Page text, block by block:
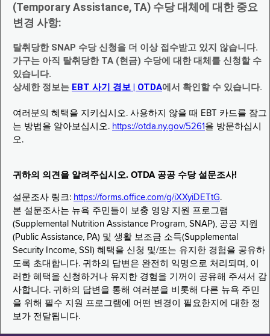
(Temporary Assistance, TA) 수당 대체에 대한 중요
변경 사항:
탈취당한 SNAP 수당 신청을 더 이상 접수받고 있지 않습니다.
가구는 아직 탈취당한 TA (현금) 수당에 대한 대체를 신청할 수
있습니다.
상세한 정보는 EBT 사기 경보 | OTDA에서 확인할 수 있습니다.
여러분의 혜택을 지키십시오. 사용하지 않을 때 EBT 카드를 잠그
는 방법을 알아보십시오. https://otda.ny.gov/5261 을 방문하십시
오.
귀하의 의견을 알려주십시오. OTDA 공공 수당 설문조사!
설문조사 링크: https://forms.office.com/g/iXXyiDETtG.
본 설문조사는 뉴욕 주민들이 보충 영양 지원 프로그램
(Supplemental Nutrition Assistance Program, SNAP), 공공 지원
(Public Assistance, PA) 및 생활 보조금 소득(Supplemental
Security Income, SSI) 혜택을 신청 및/또는 유지한 경험을 공유하
도록 초대합니다. 귀하의 답변은 완전히 익명으로 처리되며, 이
러한 혜택을 신청하거나 유지한 경험을 기꺼이 공유해 주셔서 감
사합니다. 귀하의 답변을 통해 여러분을 비롯해 다른 뉴욕 주민
을 위해 필수 지원 프로그램에 어떤 변경이 필요한지에 대한 정
보가 전달됩니다.